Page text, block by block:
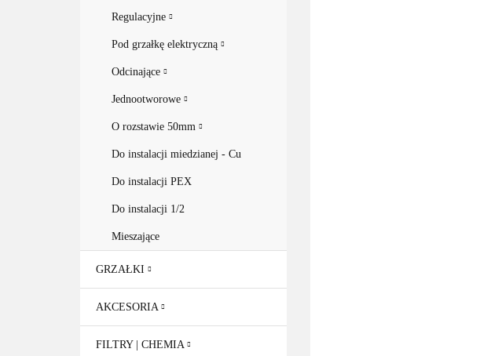
Regulacyjne
Pod grzałkę elektryczną
Odcinające
Jednootworowe
O rozstawie 50mm
Do instalacji miedzianej - Cu
Do instalacji PEX
Do instalacji 1/2
Mieszające
GRZAŁKI
AKCESORIA
FILTRY | CHEMIA